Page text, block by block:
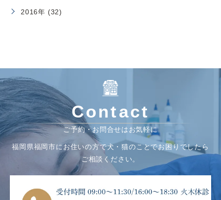
2016年 (32)
Contact
ご予約・お問合せはお気軽に
福岡県福岡市にお住いの方で犬・猫のことでお困りでしたら
ご相談ください。